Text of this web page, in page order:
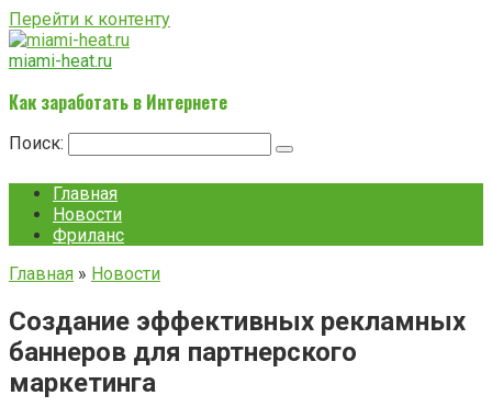
Перейти к контенту
miami-heat.ru
Как заработать в Интернете
Поиск:
Главная
Новости
Фриланс
Главная » Новости
Создание эффективных рекламных
баннеров для партнерского
маркетинга